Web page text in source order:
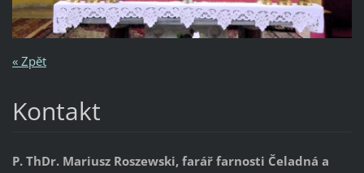
« Zpět
Kontakt
P. ThDr. Mariusz Roszewski, farář farnosti Čeladná a